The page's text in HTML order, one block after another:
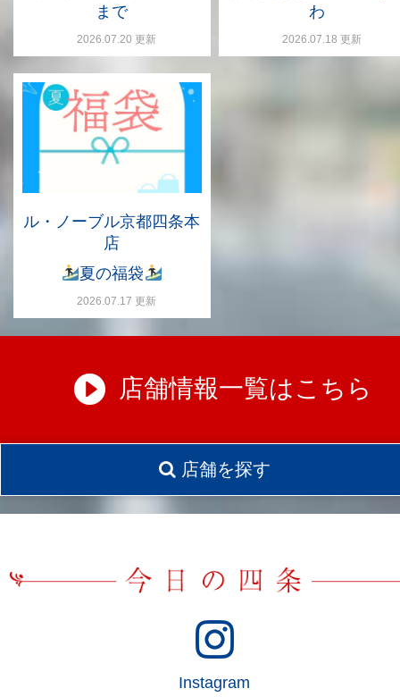
まで
2026.07.20 更新
わ
2026.07.18 更新
ル・ノーブル京都四条本
店
夏の福袋
2026.07.17 更新
店舗情報一覧はこちら
店舗を探す
Instagram